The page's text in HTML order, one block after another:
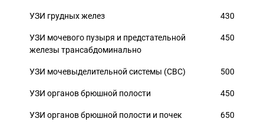
УЗИ грудных желез 430
УЗИ мочевого пузыря и предстательной
железы трансабдоминально
450
УЗИ мочевыделительной системы (СВС) 500
УЗИ органов брюшной полости 450
УЗИ органов брюшной полости и почек 650